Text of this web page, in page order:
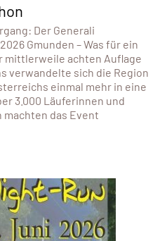
Der Generali
Gmunden – Was für ein
mittlerweile achten Auflage
verwandelte sich die Region
einmal mehr in eine
3.000 Läuferinnen und
machten das Event